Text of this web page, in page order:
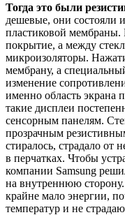
Тогда это были
дешевые, они состояли
пластиковой мембраны.
покрытие, а между
микроизоляторы.
мембрану, а
изменение
именно область экрана
такие дисплеи
сенсорным панелям.
прозрачным
стиралось, страдало от
в перчатках. Чтобы
компании Samsung
на внутреннюю
крайне мало энергии,
температур и не